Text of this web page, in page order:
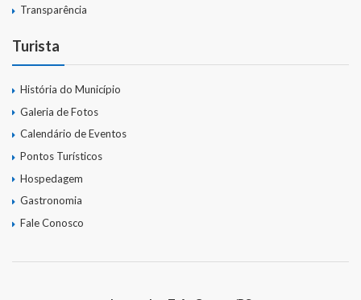
Transparência
Turista
História do Município
Galeria de Fotos
Calendário de Eventos
Pontos Turísticos
Hospedagem
Gastronomia
Fale Conosco